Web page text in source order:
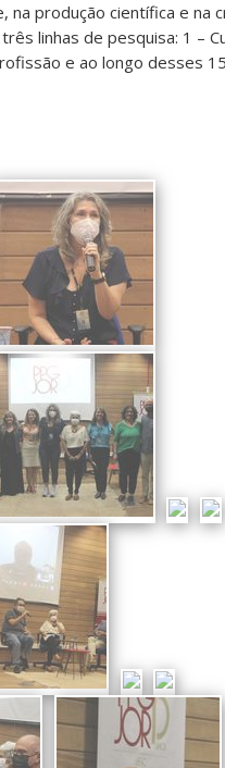
produção científica e na
linhas de pesquisa: 1 –
e ao longo desses